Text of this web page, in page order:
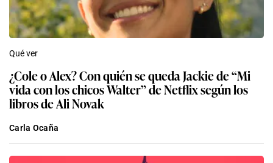
Qué ver
¿Cole o Alex? Con quién se queda Jackie de “Mi
vida con los chicos Walter” de Netflix según los
libros de Ali Novak
Carla Ocaña